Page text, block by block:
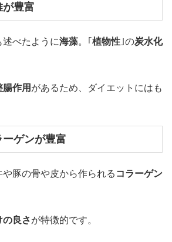
豊富
述べたように海藻。｢ 植物性 ｣の炭水化
腸作用 があるため、ダイエットにはも
ゲンが豊富
や豚の骨や皮から作られる コラーゲン
の良さが特徴的です。